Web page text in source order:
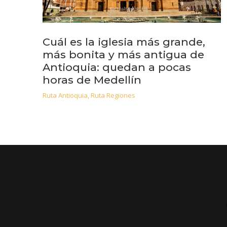
Cuál es la iglesia más grande,
más bonita y más antigua de
Antioquia: quedan a pocas
horas de Medellín
Ruta Antioquia,Ruta Regiones